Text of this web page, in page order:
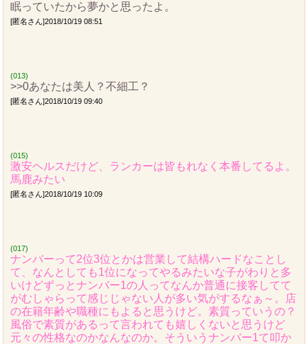
眠っていたから夢かと思ったよ。
[匿名さん]2018/10/19 08:51
(013)
>>0あなたは美人？不細工？
[匿名さん]2018/10/19 09:40
(015)
激安ヘルスだけど、ランカーは皆もれなく本番してるよ。
馬鹿みたい
[匿名さん]2018/10/19 10:09
(017)
ナンバーって2位3位とかは営業して結構ハードなことし
て、なんとしても1位になってやるみたいな子がわりと多
いけどずっとナンバー1の人ってなんか普通に接客してて
がむしゃらって感じじゃない人が多い気がするなぁ～。店
の在籍年齢や職種にもよると思うけど。素質っていうの？
風俗で素質があるって言われても嬉しくないと思うけど
元々の性格なのかなんなのか。そういうナンバー1て叩か